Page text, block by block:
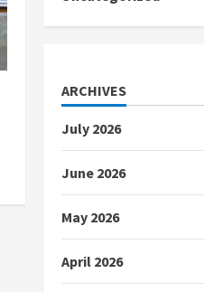
ARCHIVES
July 2026
June 2026
May 2026
April 2026